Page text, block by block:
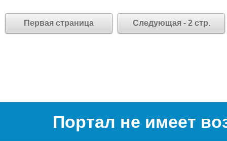
Первая страница Следующая - 2 стр.
Портал не имеет